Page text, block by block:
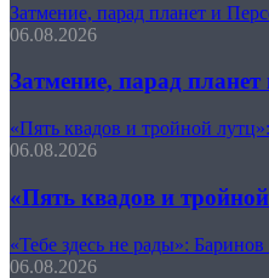
Затмение, парад планет и
06.08.2026
Затмение, парад
«Пять квадов и тройной
06.08.2026
«Пять квадов и
«Тебе здесь не рады»:
06.08.2026